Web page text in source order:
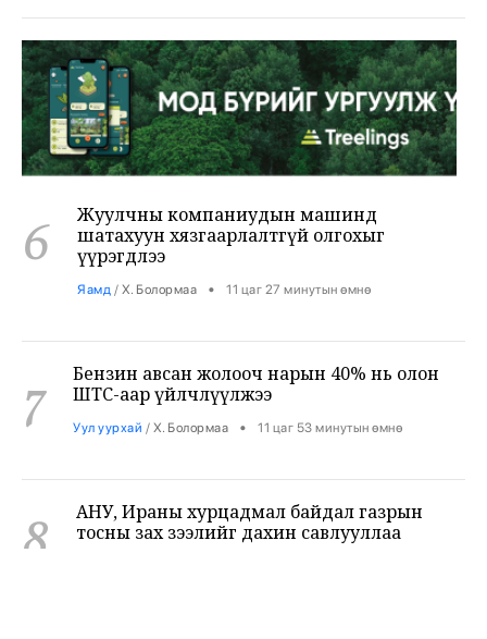
6
Жуулчны компаниудын машинд
үүрэгдлээ
Яамд /Х. Болормаа • 11 цаг 27 минутын өмнө
7
ШТС-аар үйлчлүүлжээ
Уул уурхай /Х. Болормаа • 11 цаг 53 минутын өмнө
8
тосны зах зээлийг дахин савлууллаа
Дэлхий/Б. Ариунаа • 12 цаг 35 минутын өмнө